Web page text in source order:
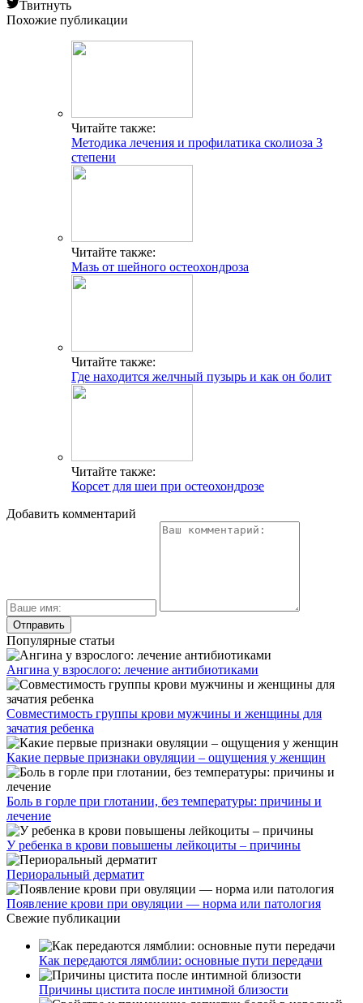
Твитнуть
Похожие публикации
Читайте также:
Методика лечения и профилатика сколиоза 3
степени
Читайте также:
Мазь от шейного остеохондроза
Читайте также:
Где находится желчный пузырь и как он болит
Читайте также:
Корсет для шеи при остеохондрозе
Добавить комментарий
Популярные статьи
Ангина у взрослого: лечение антибиотиками
Совместимость группы крови мужчины и женщины для
зачатия ребенка
Какие первые признаки овуляции – ощущения у женщин
Боль в горле при глотании, без температуры: причины и
лечение
У ребенка в крови повышены лейкоциты – причины
Периоральный дерматит
Появление крови при овуляции — норма или патология
Свежие публикации
Как передаются лямблии: основные пути передачи
Причины цистита после интимной близости